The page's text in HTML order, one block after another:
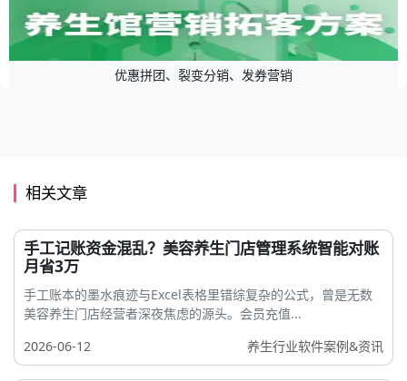
优惠拼团、裂变分销、发券营销
相关文章
手工记账资金混乱？美容养生门店管理系统智能对账
月省3万
手工账本的墨水痕迹与Excel表格里错综复杂的公式，曾是无数
美容养生门店经营者深夜焦虑的源头。会员充值...
2026-06-12
养生行业软件案例&资讯